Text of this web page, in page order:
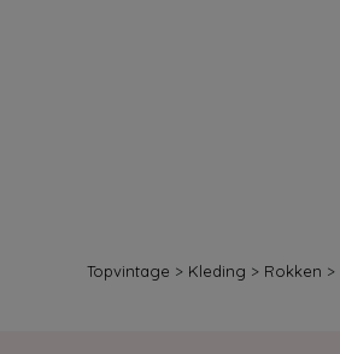
Topvintage > Kleding > Rokken >